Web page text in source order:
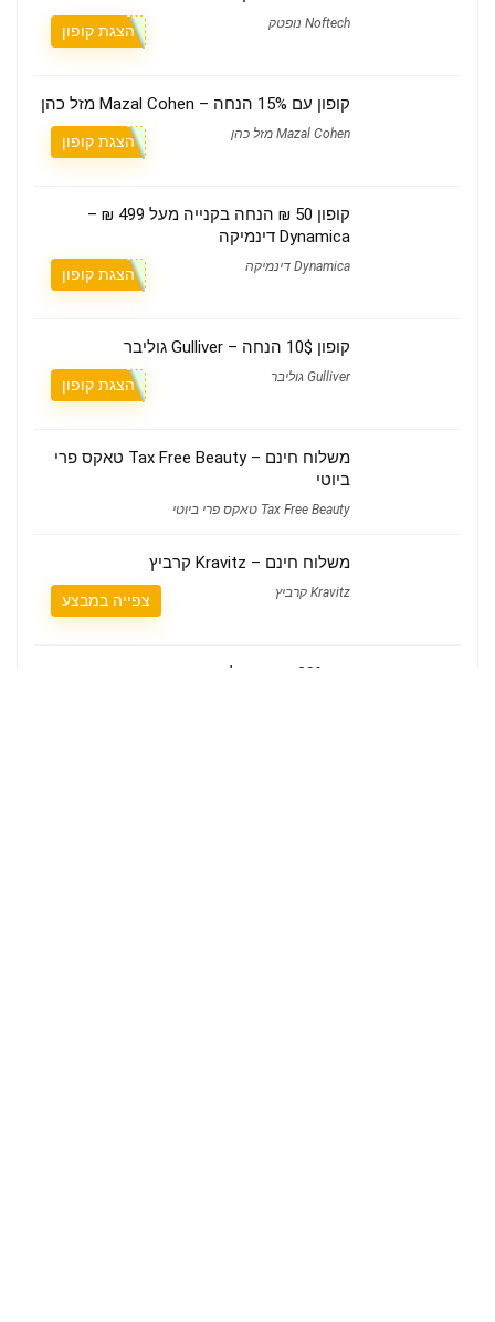
Noftech נופטק הצגת קופון
קופון עם 15% הנחה – Mazal Cohen מזל כהן
Mazal Cohen מזל כהן הצגת קופון
קופון 50 ₪ הנחה בקנייה מעל 499 ₪ –
Dynamica דינמיקה
Dynamica דינמיקה הצגת קופון
קופון 10$ הנחה – Gulliver גוליבר
Gulliver גוליבר הצגת קופון
משלוח חינם – Tax Free Beauty טאקס פרי
ביוטי
Tax Free Beauty טאקס פרי ביוטי
משלוח חינם – Kravitz קרביץ
Kravitz קרביץ צפייה במבצע
עד 30% הנחה על המינוי השנתי –